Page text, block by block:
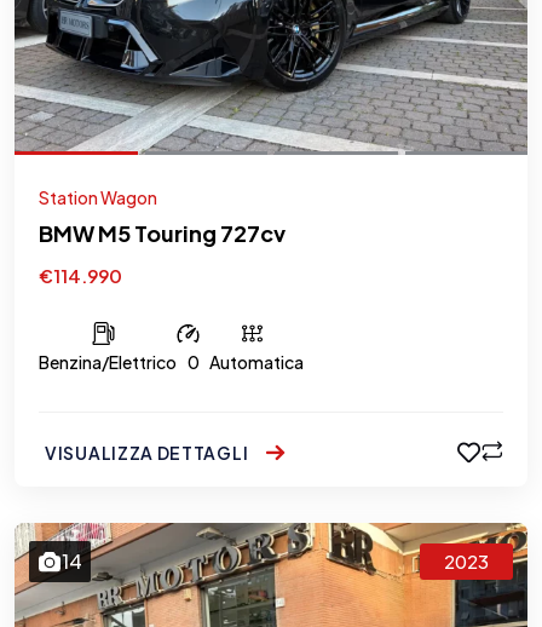
Station Wagon
BMW M5 Touring 727cv
€114.990
Benzina/Elettrico 0 Automatica
VISUALIZZA DETTAGLI
14 2023